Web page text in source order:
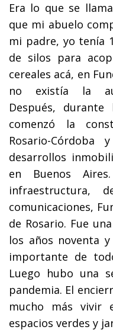
Era lo que se
que mi abuelo
mi padre, yo tenía
de silos para
cereales acá, en
no existía la
Después,
comenzó la
Rosario-Córdoba
desarrollos
en Buenos
comunicaciones,
de Rosario. Fue
los años noventa
importante de
Luego hubo una
pandemia. El
mucho más vivir
espacios verdes y